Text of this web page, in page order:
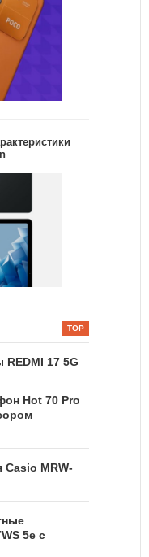
17 5G
Hot 70 Pro
Casio MRW-
5e с